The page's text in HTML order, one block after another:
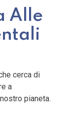
Alle
cerca di
a
pianeta.